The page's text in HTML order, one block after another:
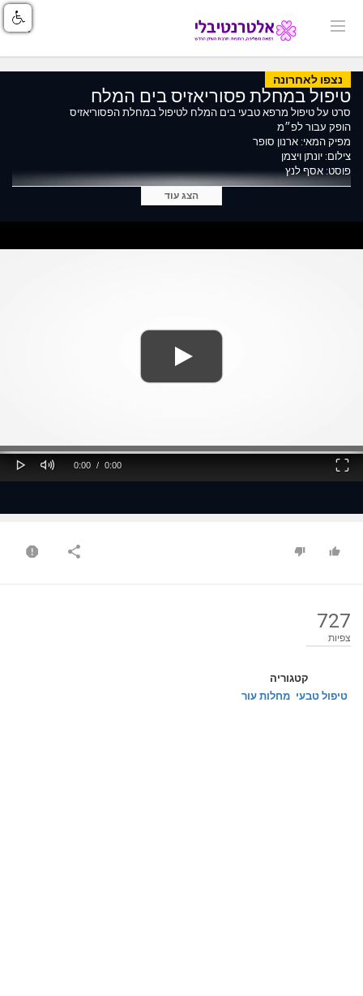
נצפו לאחרונה
טיפול במחלת פסוריאזיס בים המלח
סרט על טיפול מרפא טבעי בים המלח לטיפול במחלת הפסוריאזיס
הופק עבור לפ״מ
מפיק המאי: ארנון סופר
צילום: יונתן ויצמן
פוסט: אסף לנץ
הצג עוד
Play Mute
Current
0:00 /
Duration
0:00
Fullscreen
727
צפיות
קטגוריה
טיפול טבעי מחלות עור